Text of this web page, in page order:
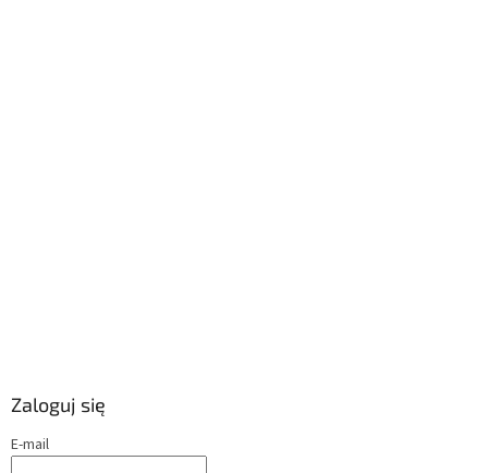
Zaloguj się
E-mail